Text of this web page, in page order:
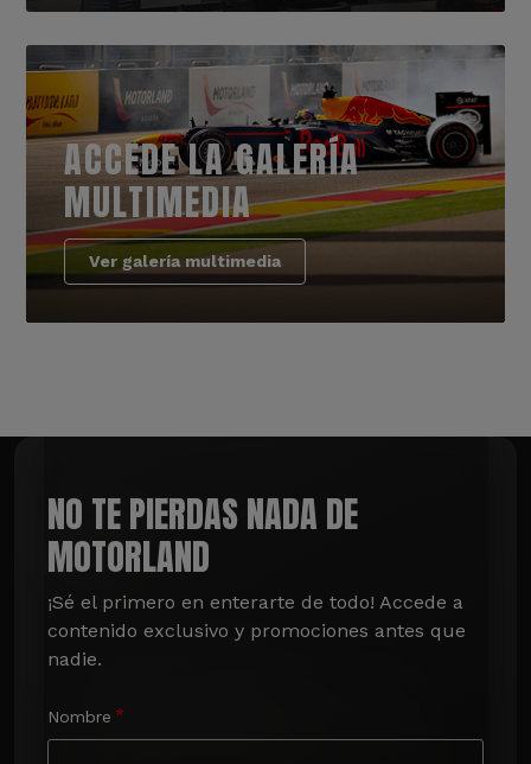
ACCEDE LA GALERÍA
MULTIMEDIA
Ver galería multimedia
NO TE PIERDAS NADA DE
MOTORLAND
¡Sé el primero en enterarte de todo! Accede a
contenido exclusivo y promociones antes que
nadie.
Nombre